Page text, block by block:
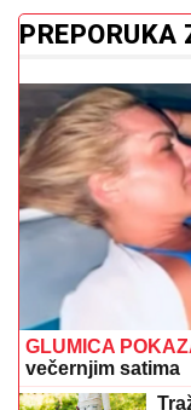
PREPORUKA
GLUMICA
večernjim satima